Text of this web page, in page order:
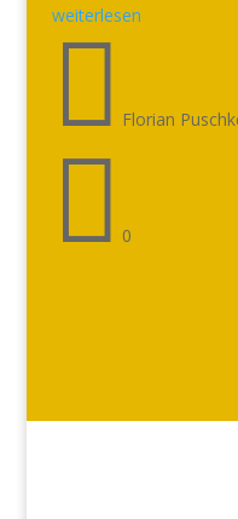
weiterlesen
 Florian
 0